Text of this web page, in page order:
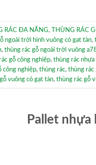
RÁC ĐA NĂNG, THÙNG RÁC
ngoài trời hình vuông có gạt tàn,
, thùng rác gỗ ngoài trời vuông
gỗ công nghiệp, thùng rác nhựa
công nghiệp, thùng rác, thùng rác
vuông có gạt tàn, thùng rác gỗ
Pallet